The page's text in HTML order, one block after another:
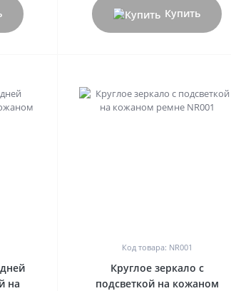
Купить
на
Код товара: NR001
Круглое зеркало с
подсветкой на кожаном